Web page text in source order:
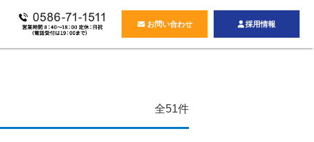
お問い合わせ 採用情報
全51件